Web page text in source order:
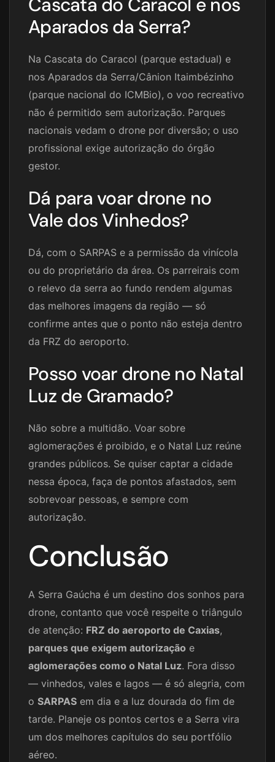
Aparados da Serra?
Na Cascata do Caracol (parque estadual) e
nos Aparados da Serra/Cânion Itaimbézinho
(parque nacional do ICMBio), o voo recreativo
não é permitido sem autorização. Parques
nacionais vedam o drone por diversão; o uso
profissional exige autorização do órgão
gestor.
Dá para voar drone no
Vale dos Vinhedos?
Dá, com o SARPAS e a permissão da vinícola
ou do proprietário da área. Os parreirais com
o relevo da serra ao fundo rendem algumas
das melhores imagens da região — só
confirme antes que o ponto não esteja dentro
da FRZ do aeroporto.
Posso voar drone no Natal
Luz de Gramado?
Não sobre a multidão. Voar sobre
aglomerações é proibido, e o Natal Luz reúne
grandes públicos. Se quiser captar a cidade
nessa época, faça de pontos afastados, sem
sobrevoar pessoas, e sempre com
autorização.
Conclusão
A Serra Gaúcha é um destino dos sonhos para
drone, contanto que você respeite o triângulo
de atenção: FRZ do aeroporto de Caxias,
parques que exigem autorização e
aglomerações como o Natal Luz. Fora disso
— vinhedos, vales e lagos — é só alegria, com
o SARPAS em dia e a luz dourada do fim de
tarde. Planeje os pontos certos e a Serra vira
um dos melhores capítulos do seu portfólio
aéreo.